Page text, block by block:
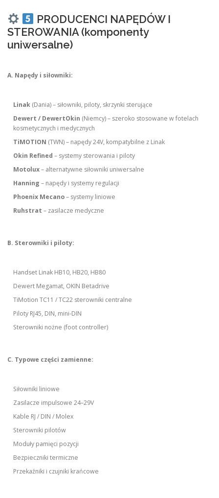
PRODUCENCI NAPĘDÓW I
STEROWANIA (komponenty
uniwersalne)
A. Napędy i siłowniki:
Linak (Dania) – siłowniki, piloty, skrzynki sterujące
Dewert / DewertOkin (Niemcy) – szeroko stosowane w fotelach
kosmetycznych i medycznych
TiMOTION (TWN) – napędy 24V, kompatybilne z Linak
Okin Refined – systemy sterowania i piloty
Motolux– alternatywne siłowniki uniwersalne
Hanning – napędy i systemy regulacji
Phoenix Mecano– systemy liniowe
Ruhstrat – zasilacze medyczne
B. Sterowniki i piloty:
Handset Linak HB10, HB20, HB80
Dewert Megamat, OKIN Betadrive
TiMotion TC11 / TC22 sterowniki centralne
Piloty RJ45, DIN, mini-DIN
Sterowniki nożne (foot controller)
C. Typowe części zamienne:
Siłowniki liniowe
Zasilacze impulsowe 24–29V
Kable RJ / DIN / Molex
Sterowniki pilotów
Moduły pamięci pozycji
Bezpieczniki termiczne
Przekaźniki i czujniki krańcowe